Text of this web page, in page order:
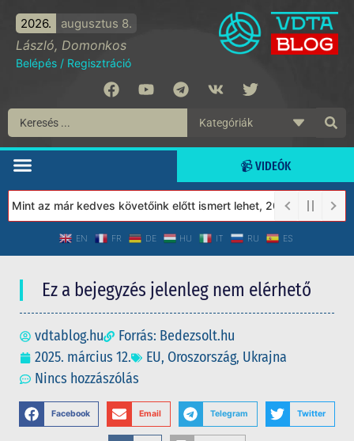
2026. augusztus 8.
László, Domonkos
Belépés / Regisztráció
📹 VIDEÓK
az már kedves követőink előtt ismert lehet, 2023-tól a Védett
EN FR DE HU IT RU ES
Ez a bejegyzés jelenleg nem elérhető
vdtablog.hu
Forrás: Bedezsolt.hu
2025. március 12.
EU, Oroszország, Ukrajna
Nincs hozzászólás
Facebook Email Telegram Twitter